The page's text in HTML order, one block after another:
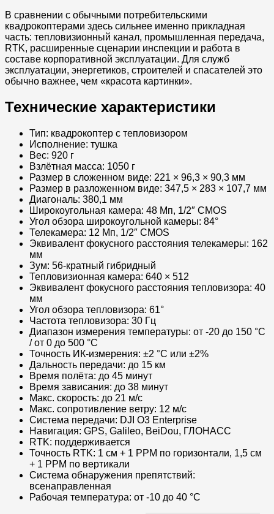
В сравнении с обычными потребительскими
квадрокоптерами здесь сильнее именно прикладная
часть: тепловизионный канал, промышленная передача,
RTK, расширенные сценарии инспекции и работа в
составе корпоративной эксплуатации. Для служб
эксплуатации, энергетиков, строителей и спасателей это
обычно важнее, чем «красота картинки».
Технические характеристики
Тип: квадрокоптер с тепловизором
Исполнение: тушка
Вес: 920 г
Взлётная масса: 1050 г
Размер в сложенном виде: 221 × 96,3 × 90,3 мм
Размер в разложенном виде: 347,5 × 283 × 107,7 мм
Диагональ: 380,1 мм
Широкоугольная камера: 48 Мп, 1/2″ CMOS
Угол обзора широкоугольной камеры: 84°
Телекамера: 12 Мп, 1/2″ CMOS
Эквивалент фокусного расстояния телекамеры: 162
мм
Зум: 56-кратный гибридный
Тепловизионная камера: 640 × 512
Эквивалент фокусного расстояния тепловизора: 40
мм
Угол обзора тепловизора: 61°
Частота тепловизора: 30 Гц
Диапазон измерения температуры: от -20 до 150 °C
/ от 0 до 500 °C
Точность ИК-измерения: ±2 °C или ±2%
Дальность передачи: до 15 км
Время полёта: до 45 минут
Время зависания: до 38 минут
Макс. скорость: до 21 м/с
Макс. сопротивление ветру: 12 м/с
Система передачи: DJI O3 Enterprise
Навигация: GPS, Galileo, BeiDou, ГЛОНАСС
RTK: поддерживается
Точность RTK: 1 см + 1 PPM по горизонтали, 1,5 см
+ 1 PPM по вертикали
Система обнаружения препятствий:
всенаправленная
Рабочая температура: от -10 до 40 °C